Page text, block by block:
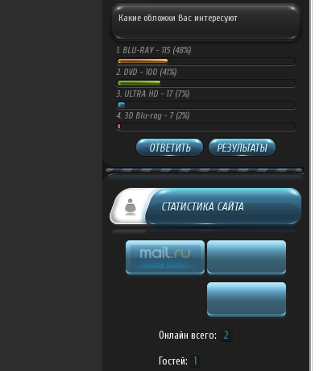
Какие обложки Вас интересуют
1. BLU-RAY - 115 (48%)
2. DVD - 100 (41%)
3. ULTRA HD - 17 (7%)
4. 3D Blu-ray - 7 (2%)
ОТВЕТИТЬ РЕЗУЛЬТАТЫ
СТАТИСТИКА САЙТА
Онлайн всего: 2
Гостей: 1